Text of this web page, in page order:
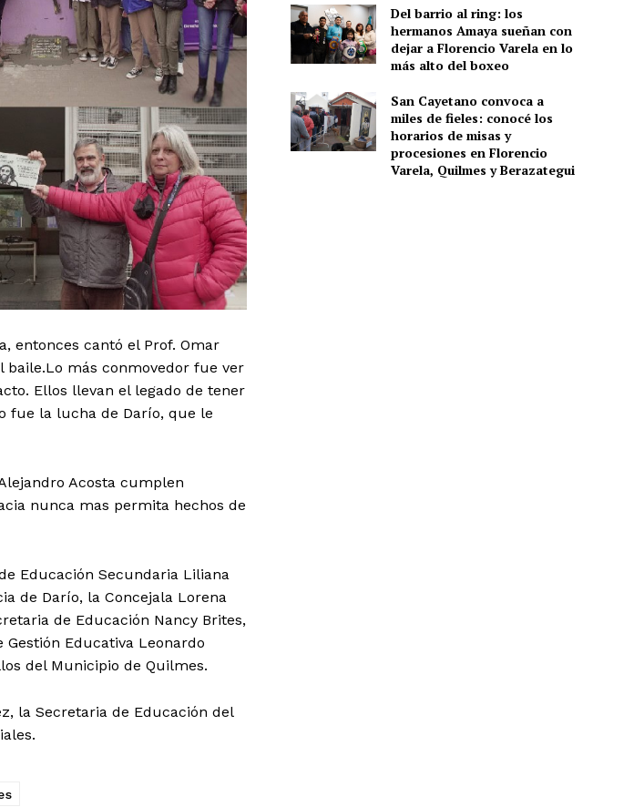
entonces cantó el Prof. Omar
más conmovedor fue ver
Ellos llevan el legado de tener
fue la lucha de Darío, que le
Acosta cumplen
nunca mas permita hechos de
Educación Secundaria Liliana
de Darío, la Concejala Lorena
de Educación Nancy Brites,
Educativa Leonardo
del Municipio de Quilmes.
la Secretaria de Educación del
Del barrio al ring: los
hermanos Amaya sueñan con
dejar a Florencio Varela en lo
más alto del boxeo
San Cayetano convoca a
miles de fieles: conocé los
horarios de misas y
procesiones en Florencio
Varela, Quilmes y Berazategui